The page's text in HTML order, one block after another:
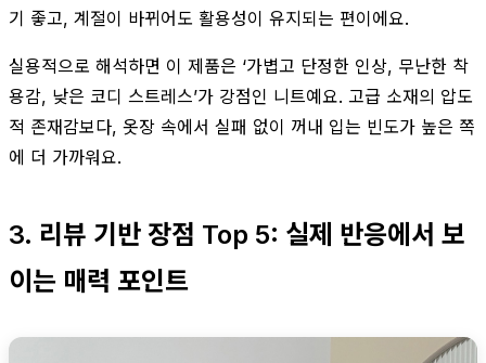
기 좋고, 계절이 바뀌어도 활용성이 유지되는 편이에요.
실용적으로 해석하면 이 제품은 ‘가볍고 단정한 인상, 무난한 착
용감, 낮은 코디 스트레스’가 강점인 니트예요. 고급 소재의 압도
적 존재감보다, 옷장 속에서 실패 없이 꺼내 입는 빈도가 높은 쪽
에 더 가까워요.
3. 리뷰 기반 장점 Top 5: 실제 반응에서 보
이는 매력 포인트